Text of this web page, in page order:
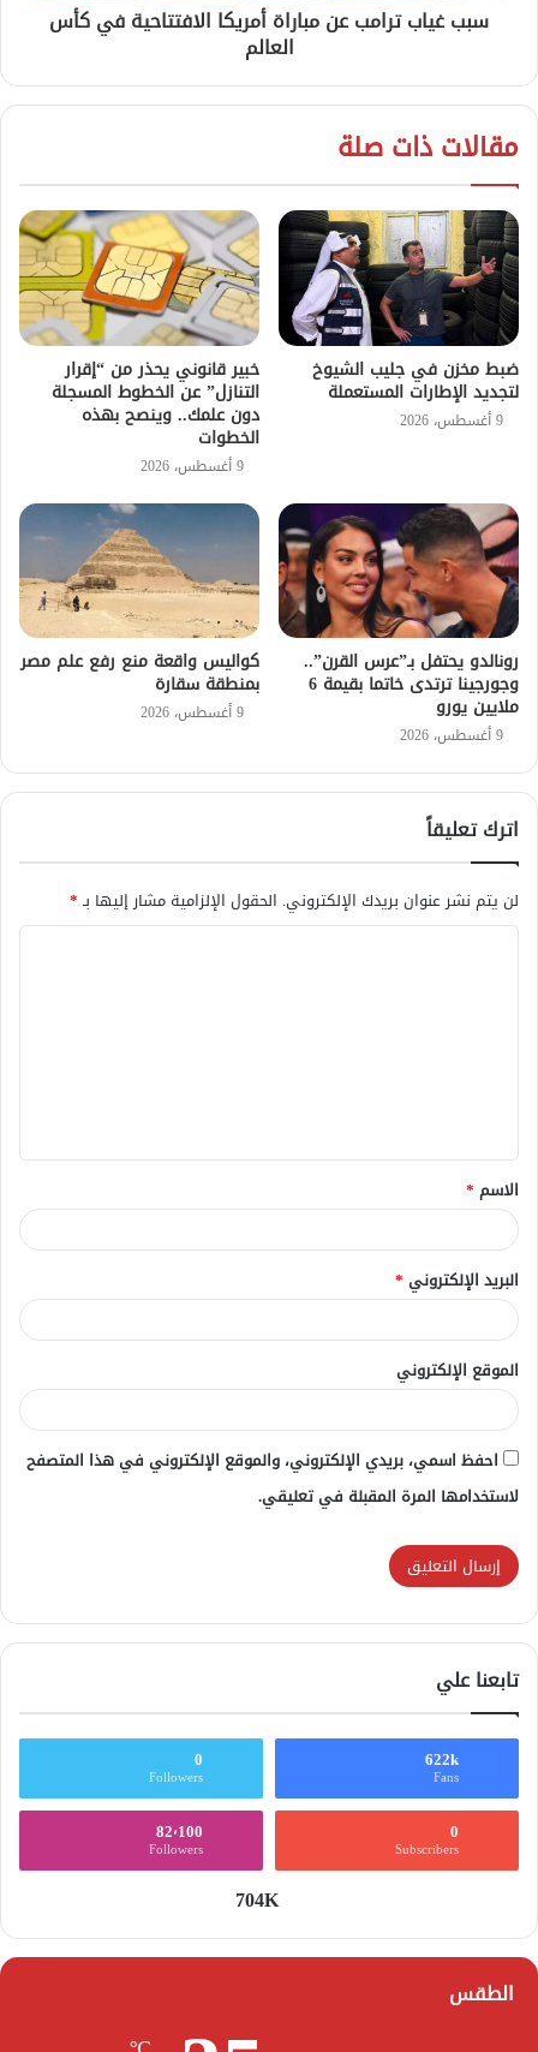
سبب غياب ترامب عن مباراة أمريكا الافتتاحية في كأس
العالم
مقالات ذات صلة
ضبط مخزن في جليب الشيوخ
لتجديد الإطارات المستعملة
9 أغسطس، 2026
خبير قانوني يحذر من “إقرار
التنازل” عن الخطوط المسجلة
دون علمك.. وينصح بهذه
الخطوات
9 أغسطس، 2026
رونالدو يحتفل بـ”عرس القرن”..
وجورجينا ترتدى خاتما بقيمة 6
ملايين يورو
9 أغسطس، 2026
كواليس واقعة منع رفع علم مصر
بمنطقة سقارة
9 أغسطس، 2026
اترك تعليقاً
لن يتم نشر عنوان بريدك الإلكتروني. الحقول الإلزامية مشار إليها بـ*
ق
*
الاسم *
البريد الإلكتروني *
الموقع الإلكتروني
احفظ اسمي، بريدي الإلكتروني، والموقع الإلكتروني في هذا المتصفح
لاستخدامها المرة المقبلة في تعليقي.
تابعنا علي
622k
Fans
0
Followers
0
Subscribers
82٬100
Followers
704K
الطقس